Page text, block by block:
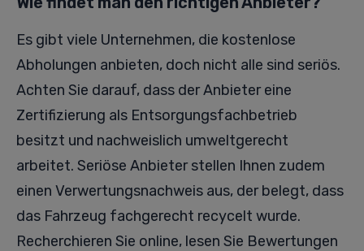
Es gibt viele Unternehmen, die kostenlose
Abholungen anbieten, doch nicht alle sind seriös.
Achten Sie darauf, dass der Anbieter eine
Zertifizierung als Entsorgungsfachbetrieb
besitzt und nachweislich umweltgerecht
arbeitet. Seriöse Anbieter stellen Ihnen zudem
einen Verwertungsnachweis aus, der belegt, dass
das Fahrzeug fachgerecht recycelt wurde.
Recherchieren Sie online, lesen Sie Bewertungen